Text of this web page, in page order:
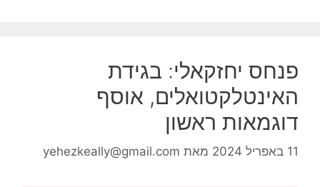
פנחס יחזקאלי: בגידת
האינטלקטואלים, אוסף
דוגמאות ראשון
11 באפריל 2024 מאת yehezkeally@gmail.com